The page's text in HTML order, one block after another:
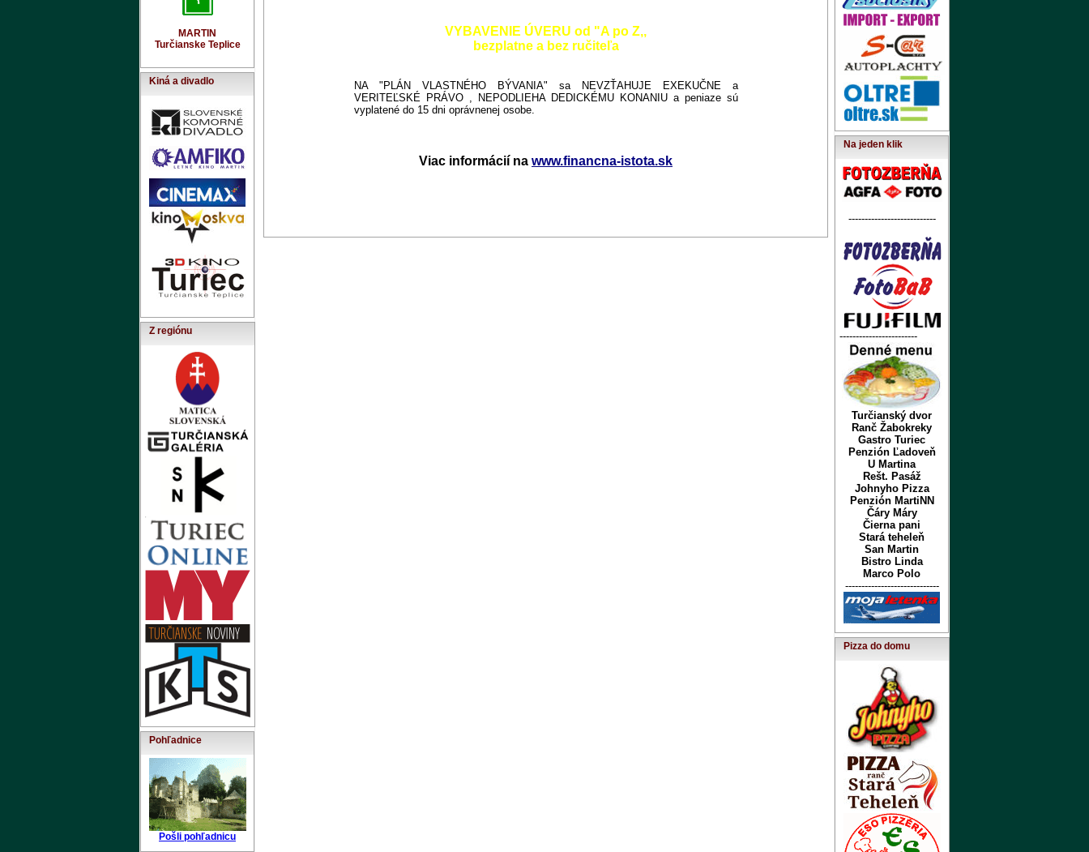
MARTIN
Turčianske Teplice
Kiná a divadlo
Z regiónu
Pohľadnice
Pošli pohľadnicu
VYBAVENIE ÚVERU od "A po Z,,
bezplatne a bez ručiteľa
NA "PLÁN VLASTNÉHO BÝVANIA" sa NEVZŤAHUJE EXEKUČNE a
VERITEĽSKÉ PRÁVO , NEPODLIEHA DEDICKÉMU KONANIU a peniaze sú
vyplatené do 15 dni oprávnenej osobe.
Viac informácií na www.financna-istota.sk
Na jeden klik
---------------------------
------------------------
Turčianský dvor
Ranč Žabokreky
Gastro Turiec
Penzión Ľadoveň
U Martina
Rešt. Pasáž
Johnyho Pizza
Penzión MartiNN
Čáry Máry
Čierna pani
Stará teheleň
San Martin
Bistro Linda
Marco Polo
-----------------------------
Pizza do domu